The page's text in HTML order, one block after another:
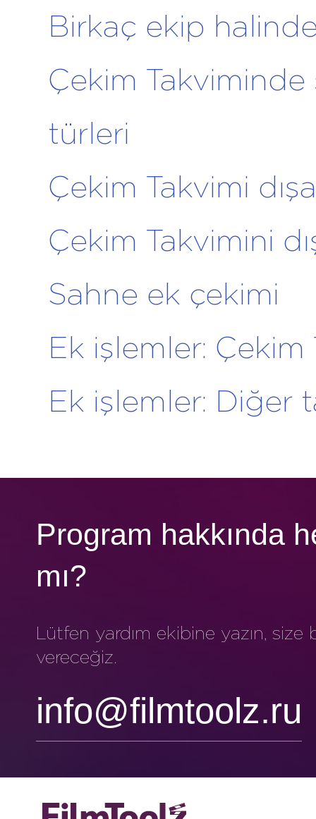
Birkaç ekip
Çekim
türleri
Çekim Takvimi
Çekim Takvimini
Sahne ek çekimi
Ek işlemler:
Ek işlemler: Diğer
Program hakkında
mı?
Lütfen yardım ekibine yazın,
vereceğiz.
info@filmtoolz.ru